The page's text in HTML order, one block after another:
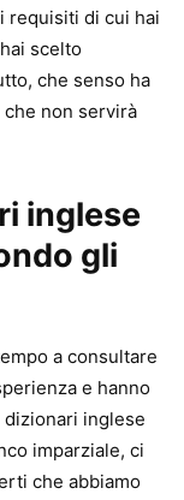
requisiti di cui hai
scelto
che senso ha
non servirà
inglese
gli
a consultare
e hanno
inglese
imparziale, ci
che abbiamo